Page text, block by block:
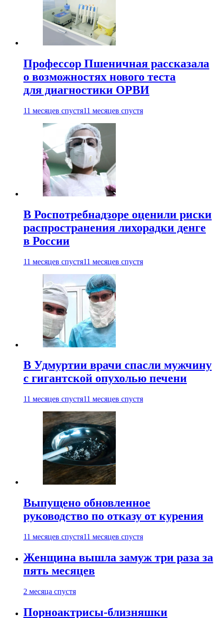
Профессор Пшеничная рассказала
о возможностях нового теста
для диагностики ОРВИ
11 месяцев спустя11 месяцев спустя
В Роспотребнадзоре оценили риски
распространения лихорадки денге
в России
11 месяцев спустя11 месяцев спустя
В Удмуртии врачи спасли мужчину
с гигантской опухолью печени
11 месяцев спустя11 месяцев спустя
Выпущено обновленное
руководство по отказу от курения
11 месяцев спустя11 месяцев спустя
Женщина вышла замуж три раза за
пять месяцев
2 месяца спустя
Порноактрисы-близняшки